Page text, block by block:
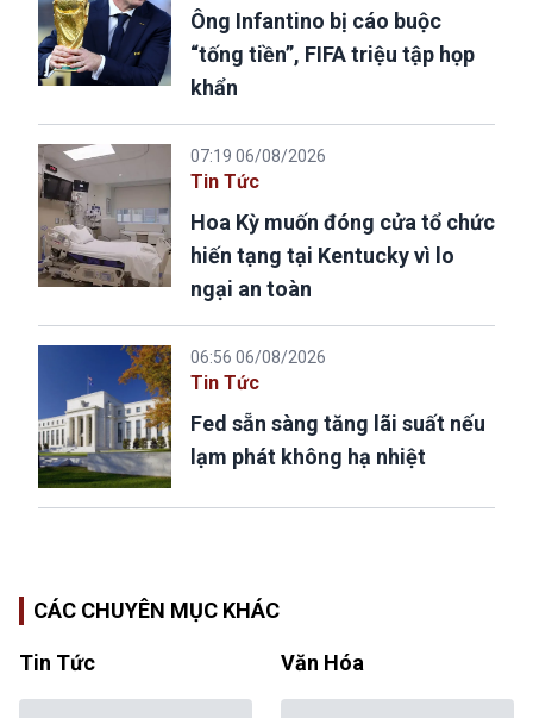
Ông Infantino bị cáo buộc
“tống tiền”, FIFA triệu tập họp
khẩn
07:19 06/08/2026
Tin Tức
Hoa Kỳ muốn đóng cửa tổ chức
hiến tạng tại Kentucky vì lo
ngại an toàn
06:56 06/08/2026
Tin Tức
Fed sẵn sàng tăng lãi suất nếu
lạm phát không hạ nhiệt
CÁC CHUYÊN MỤC KHÁC
Tin Tức Văn Hóa